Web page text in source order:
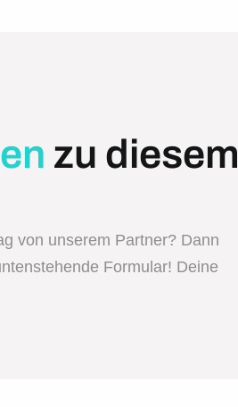
zu diesem
von unserem Partner? Dann
Formular! Deine